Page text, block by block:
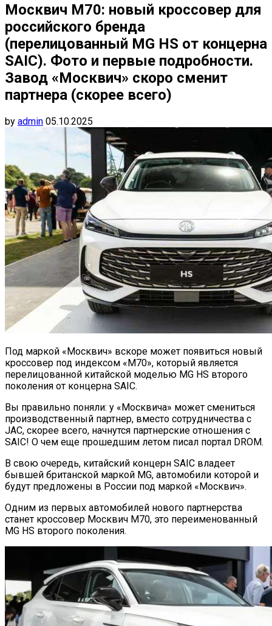
Москвич М70: новый кроссовер для
российского бренда
(перелицованный MG HS от концерна
SAIC). Фото и первые подробности.
Завод «Москвич» скоро сменит
партнера (скорее всего)
by admin 05.10.2025
Под маркой «Москвич» вскоре может появиться новый
кроссовер под индексом «М70», который является
перелицованной китайской моделью MG HS второго
поколения от концерна SAIC.
Вы правильно поняли: у «Москвича» может смениться
производственный партнер, вместо сотрудничества с
JAC, скорее всего, начнутся партнерские отношения с
SAIC! О чем еще прошедшим летом писал портал DROM.
В свою очередь, китайский концерн SAIC владеет
бывшей британской маркой MG, автомобили которой и
будут предложены в России под маркой «Москвич».
Одним из первых автомобилей нового партнерства
станет кроссовер Москвич М70, это переименованный
MG HS второго поколения.